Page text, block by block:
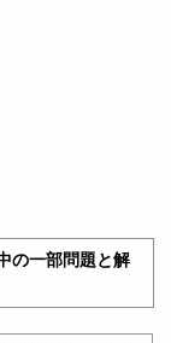
の一部問題と解